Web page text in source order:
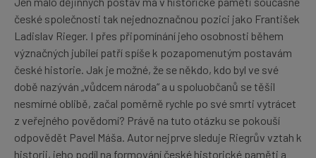
české společnosti tak nejednoznačnou pozici jako František
Ladislav Rieger. I přes připomínání jeho osobnosti během
význačných jubileí patří spíše k pozapomenutým postavám
české historie. Jak je možné, že se někdo, kdo byl ve své
době nazýván „vůdcem národa“ a u spoluobčanů se těšil
nesmírné oblibě, začal poměrně rychle po své smrti vytrácet
z veřejného povědomí? Právě na tuto otázku se pokouší
odpovědět Pavel Máša. Autor nejprve sleduje Riegrův vztah k
historii, jeho podíl na formování české historické paměti a